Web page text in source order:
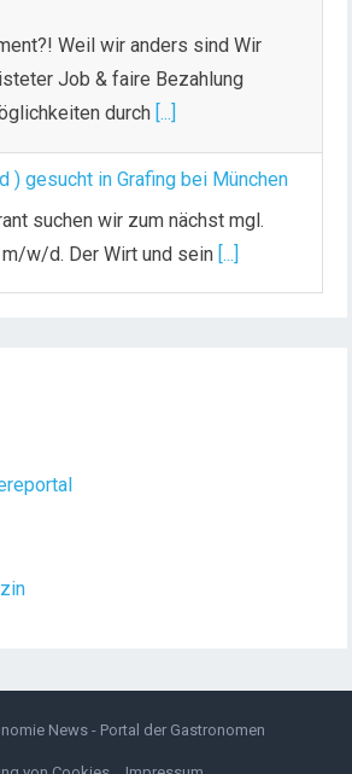
Weil wir anders sind Wir
Job & faire Bezahlung
durch [...]
) gesucht in Grafing bei München
suchen wir zum nächst mgl.
w/d. Der Wirt und sein [...]
Urlaubsfeeling Chef de Rang
aus Leidenschaft und
News - Portal der Gastronomen